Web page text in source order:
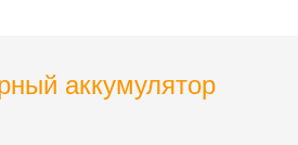
аккумулятор